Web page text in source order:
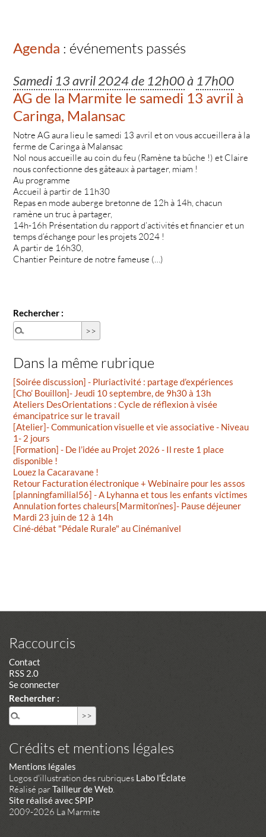
Agenda : événements passés
Samedi 13 avril 2024 de 12h00à 17h00
AG de la Marmite le samedi 13 avril à
Caringa, Malansac
Notre AG aura lieu le samedi 13 avril et on vous accueillera à la
ferme de Caringa à Malansac
Nol nous accueille au coin du feu (Ramène ta bûche !) et Claire
nous confectionne des gâteaux à partager, miam !
Au programme
Accueil à partir de 11h30
Repas en mode auberge bretonne de 12h à 14h, chacun
ramène un truc à partager,
14h-16h Présentation du rapport d’activités et financier et un
temps d’échange pour les projets 2024 !
A partir de 16h30,
Chantier Peinture de notre fameuse (…)
Rechercher :
Dans la même rubrique
[Soirée discussion] - Pluriactivité : partage d’expériences
[Cho’ Bouillon]- Jeudi 10 septembre, de 9h30 à 13h
Ateliers DesOrientations : Cycle de réflexion à visée
émancipatrice sur le travail
[Atelier]- Communication visuelle et vie associative - Niveau
1- 2 jours
[Formation] - De l’idée au Projet 2026 - Il reste 1 place
disponible !
Louez la Cacaravane !
Retour Facturation électronique + Webinaire pour les assos
[planningfamilial56] - A Lyhanna et tous les enfants victimes
Annulation fortes chaleurs[Marmiton’nes]- Pause déjeuner
Mardi 23 juin de 12 à 14h
Ciné-débat "Pédale Rurale" au Cinémanivel
Raccourcis
Contact
RSS 2.0
Se connecter
Rechercher :
Crédits et mentions légales
Mentions légales
Logos d'illustration des rubriques Labo l'Éclate
Réalisé parTailleur de Web.
Site réalisé avec SPIP
2009-2026 La Marmite